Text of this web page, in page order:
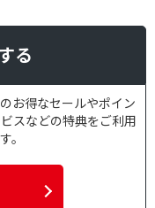
る
お得なセールやポイン
スなどの特典をご利用
。